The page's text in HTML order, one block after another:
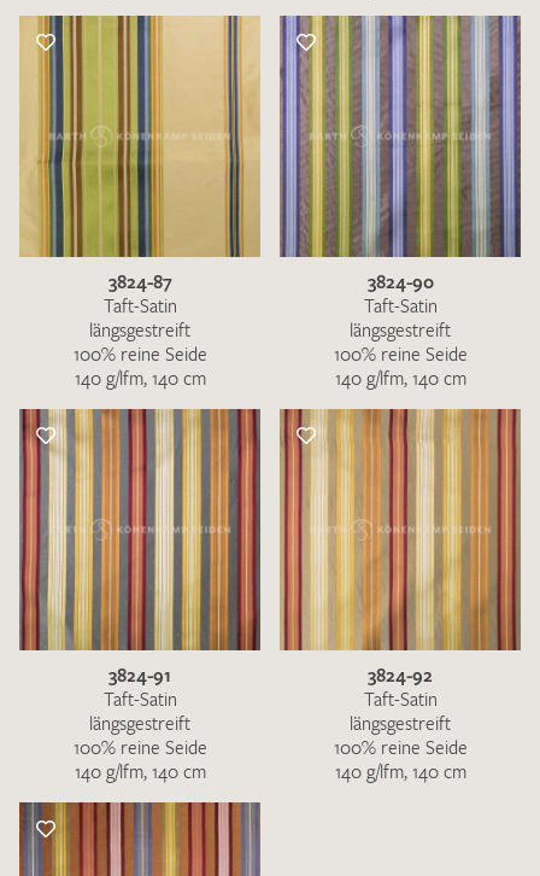
3824-87
Taft-Satin
längsgestreift
100% reine Seide
140 g/lfm, 140 cm
3824-90
Taft-Satin
längsgestreift
100% reine Seide
140 g/lfm, 140 cm
3824-91
Taft-Satin
längsgestreift
100% reine Seide
140 g/lfm, 140 cm
3824-92
Taft-Satin
längsgestreift
100% reine Seide
140 g/lfm, 140 cm